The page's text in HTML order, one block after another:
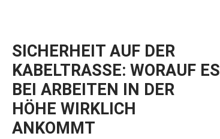
SICHERHEIT AUF DER
KABELTRASSE: WORAUF ES
BEI ARBEITEN IN DER
HÖHE WIRKLICH
ANKOMMT